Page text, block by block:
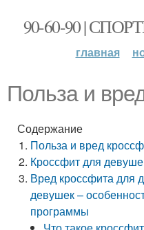
90-60-90 |
главная
Польза и
Содержание
Польза и вред
Кроссфит для
Вред кроссфита для
девушек –
программы